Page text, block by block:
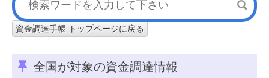
資金調達手帳 トップページに戻る
全国が対象の資金調達情報